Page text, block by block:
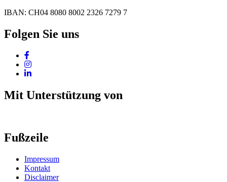
IBAN: CH04 8080 8002 2326 7279 7
Folgen Sie uns
Mit Unterstützung von
Fußzeile
Impressum
Kontakt
Disclaimer